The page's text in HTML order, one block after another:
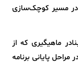
در مسیر کوچک‌سازی
ماهیگیری که از
اکنون در مراحل پایانی برنامه